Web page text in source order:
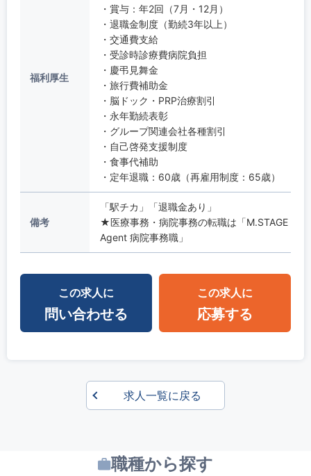
福利厚生
・賞与：年2回（7月・12月）
・退職金制度（勤続3年以上）
・交通費支給
・受診時診療費病院負担
・慶弔見舞金
・旅行費補助金
・脳ドック・PRP治療割引
・永年勤続表彰
・グループ関連会社各種割引
・自己啓発支援制度
・食事代補助
・定年退職：60歳（再雇用制度：65歳）
備考
「駅チカ」「退職金あり」
★医療事務・病院事務の転職は「M.STAGE
Agent 病院事務職」
この求人に
問い合わせる
この求人に
応募する
求人一覧に戻る
職種から探す